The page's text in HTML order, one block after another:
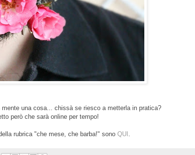
mente una cosa... chissà se riesco a metterla in pratica?
però che sarà online per tempo!
rubrica "che mese, che barba!" sono QUI